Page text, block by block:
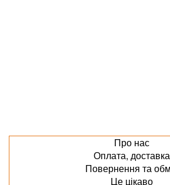
Про нас
Оплата, доставка
Повернення та
Це цікаво